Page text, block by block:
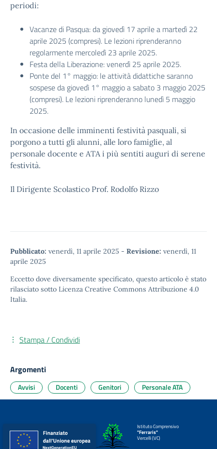
periodi:
Vacanze di Pasqua: da giovedì 17 aprile a martedì 22
aprile 2025 (compresi). Le lezioni riprenderanno
regolarmente mercoledì 23 aprile 2025.
Festa della Liberazione: venerdì 25 aprile 2025.
Ponte del 1° maggio: le attività didattiche saranno
sospese da giovedì 1° maggio a sabato 3 maggio 2025
(compresi). Le lezioni riprenderanno lunedì 5 maggio
2025.
In occasione delle imminenti festività pasquali, si
porgono a tutti gli alunni, alle loro famiglie, al
personale docente e ATA i più sentiti auguri di serene
festività.
Il Dirigente Scolastico Prof. Rodolfo Rizzo
Pubblicato: venerdì, 11 aprile 2025 - Revisione: venerdì, 11
aprile 2025
Eccetto dove diversamente specificato, questo articolo è stato
rilasciato sotto Licenza Creative Commons Attribuzione 4.0
Italia.
Stampa / Condividi
Argomenti
Avvisi Docenti Genitori Personale ATA
Istituto Comprensivo
"Ferraris"
Vercelli (VC)